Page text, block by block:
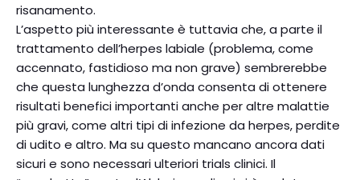
risanamento.
L’aspetto più interessante è tuttavia che, a parte il
trattamento dell’herpes labiale (problema, come
accennato, fastidioso ma non grave) sembrerebbe
che questa lunghezza d’onda consenta di ottenere
risultati benefici importanti anche per altre malattie
più gravi, come altri tipi di infezione da herpes, perdite
di udito e altro. Ma su questo mancano ancora dati
sicuri e sono necessari ulteriori trials clinici. Il